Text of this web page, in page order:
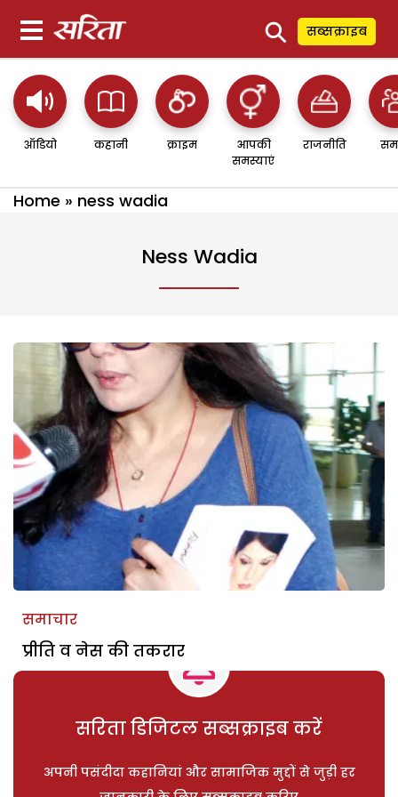
⚲ सब्सक्राइब
ऑडियो कहानी क्राइम
आपकी
समस्याएं
राजनीति
Home » ness wadia
Ness Wadia
समाचार
प्रीति व नेस की तकरार
सरिता डिजिटल सब्सक्राइब करें
अपनी पसंदीदा कहानियां और सामाजिक मुद्दों से जुड़ी हर